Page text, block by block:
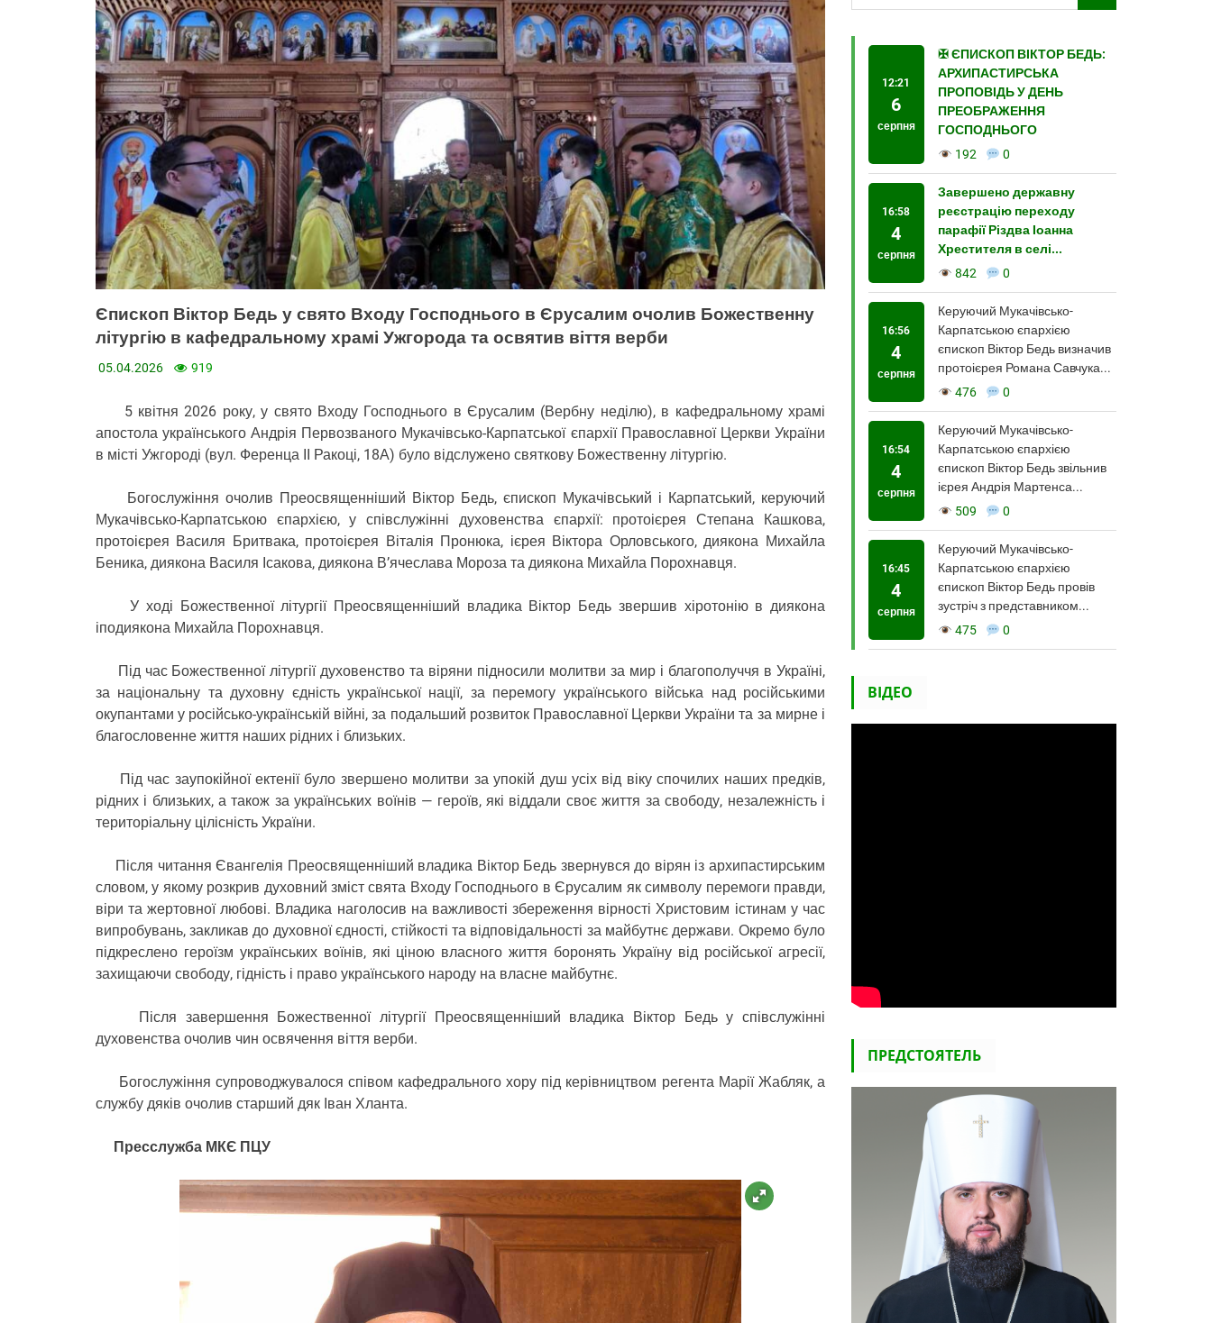
Єпископ Віктор Бедь у свято Входу Господнього в Єрусалим очолив Божественну
літургію в кафедральному храмі Ужгорода та освятив віття верби
05.04.2026 919
5 квітня 2026 року, у свято Входу Господнього в Єрусалим (Вербну неділю), в кафедральному храмі
апостола українського Андрія Первозваного Мукачівсько-Карпатської єпархії Православної Церкви України
в місті Ужгороді (вул. Ференца ІІ Ракоці, 18А) було відслужено святкову Божественну літургію.
Богослужіння очолив Преосвященніший Віктор Бедь, єпископ Мукачівський і Карпатський, керуючий
Мукачівсько-Карпатською єпархією, у співслужінні духовенства єпархії: протоієрея Степана Кашкова,
протоієрея Василя Бритвака, протоієрея Віталія Пронюка, ієрея Віктора Орловського, диякона Михайла
Беника, диякона Василя Ісакова, диякона В’ячеслава Мороза та диякона Михайла Порохнавця.
У ході Божественної літургії Преосвященніший владика Віктор Бедь звершив хіротонію в диякона
іподиякона Михайла Порохнавця.
Під час Божественної літургії духовенство та віряни підносили молитви за мир і благополуччя в Україні,
за національну та духовну єдність української нації, за перемогу українського війська над російськими
окупантами у російсько-українській війні, за подальший розвиток Православної Церкви України та за мирне і
благословенне життя наших рідних і близьких.
Під час заупокійної ектенії було звершено молитви за упокій душ усіх від віку спочилих наших предків,
рідних і близьких, а також за українських воїнів — героїв, які віддали своє життя за свободу, незалежність і
територіальну цілісність України.
Після читання Євангелія Преосвященніший владика Віктор Бедь звернувся до вірян із архипастирським
словом, у якому розкрив духовний зміст свята Входу Господнього в Єрусалим як символу перемоги правди,
віри та жертовної любові. Владика наголосив на важливості збереження вірності Христовим істинам у час
випробувань, закликав до духовної єдності, стійкості та відповідальності за майбутнє держави. Окремо було
підкреслено героїзм українських воїнів, які ціною власного життя боронять Україну від російської агресії,
захищаючи свободу, гідність і право українського народу на власне майбутнє.
Після завершення Божественної літургії Преосвященніший владика Віктор Бедь у співслужінні
духовенства очолив чин освячення віття верби.
Богослужіння супроводжувалося співом кафедрального хору під керівництвом регента Марії Жабляк, а
службу дяків очолив старший дяк Іван Хланта.
Пресслужба М КЄ ПЦУ
12:21
6
серпня
✠ ЄПИСКОП ВІКТОР БЕДЬ:
АРХИПАСТИРСЬКА
ПРОПОВІДЬ У ДЕНЬ
ПРЕОБРАЖЕННЯ
ГОСПОДНЬОГО
192
0
16:58
4
серпня
Завершено державну
реєстрацію переходу
парафії Різдва Іоанна
Хрестителя в селі...
842
0
16:56
4
серпня
Керуючий Мукачівсько-
Карпатською єпархією
єпископ Віктор Бедь визначив
протоієрея Романа Савчука...
476
0
16:54
4
серпня
Керуючий Мукачівсько-
Карпатською єпархією
єпископ Віктор Бедь звільнив
ієрея Андрія Мартенса...
509
0
16:45
4
серпня
Керуючий Мукачівсько-
Карпатською єпархією
єпископ Віктор Бедь провів
зустріч з представником...
475
0
ВІДЕО
ПРЕДСТОЯТЕЛЬ